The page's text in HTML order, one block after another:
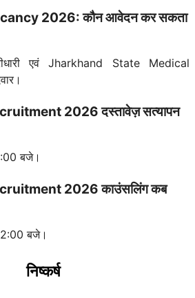
2026: कौन आवेदन कर सकता
एवं Jharkhand State Medical
2026 दस्तावेज़ सत्यापन
बजे।
2026 काउंसलिंग कब
बजे।
निष्कर्ष